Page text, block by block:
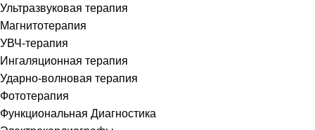
Ультразвуковая терапия
Магнитотерапия
УВЧ-терапия
Ингаляционная терапия
Ударно-волновая терапия
Фототерапия
Функциональная Диагностика